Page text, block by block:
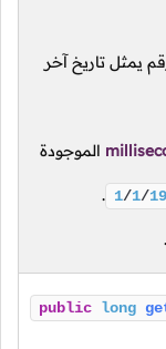
يمثل تاريخ آخر
الموجودة
1/1/
.
public long